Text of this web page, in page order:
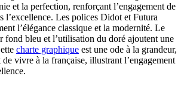
et la perfection, renforçant l’engagement de
l’excellence. Les polices Didot et Futura
l’élégance classique et la modernité. Le
fond bleu et l’utilisation du doré ajoutent une
charte graphique est une ode à la grandeur,
vivre à la française, illustrant l’engagement